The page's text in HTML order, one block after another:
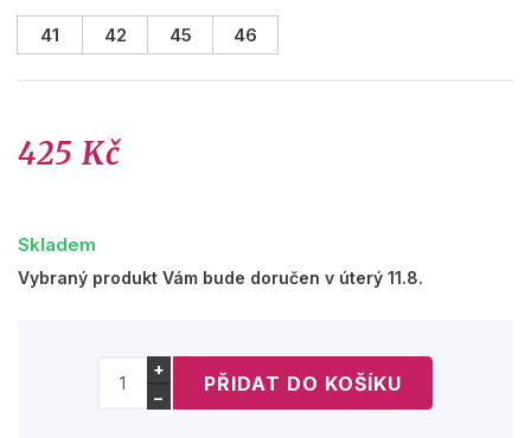
41 42 45 46
425 Kč
Skladem
Vybraný produkt Vám bude doručen v úterý 11.8.
+
−